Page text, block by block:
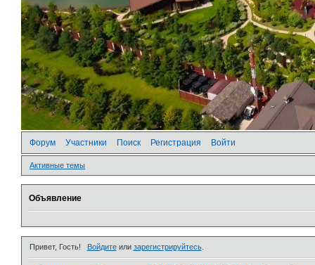
Форум Участники Поиск Регистрация Войти
Активные темы
Объявление
Привет, Гость! Войдитеили зарегистрируйтесь.